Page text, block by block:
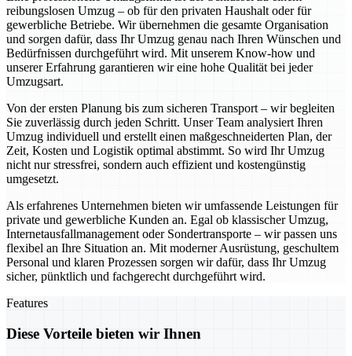
reibungslosen Umzug – ob für den privaten Haushalt oder für
gewerbliche Betriebe. Wir übernehmen die gesamte Organisation
und sorgen dafür, dass Ihr Umzug genau nach Ihren Wünschen und
Bedürfnissen durchgeführt wird. Mit unserem Know-how und
unserer Erfahrung garantieren wir eine hohe Qualität bei jeder
Umzugsart.
Von der ersten Planung bis zum sicheren Transport – wir begleiten
Sie zuverlässig durch jeden Schritt. Unser Team analysiert Ihren
Umzug individuell und erstellt einen maßgeschneiderten Plan, der
Zeit, Kosten und Logistik optimal abstimmt. So wird Ihr Umzug
nicht nur stressfrei, sondern auch effizient und kostengünstig
umgesetzt.
Als erfahrenes Unternehmen bieten wir umfassende Leistungen für
private und gewerbliche Kunden an. Egal ob klassischer Umzug,
Internetausfallmanagement oder Sondertransporte – wir passen uns
flexibel an Ihre Situation an. Mit moderner Ausrüstung, geschultem
Personal und klaren Prozessen sorgen wir dafür, dass Ihr Umzug
sicher, pünktlich und fachgerecht durchgeführt wird.
Features
Diese Vorteile bieten wir Ihnen